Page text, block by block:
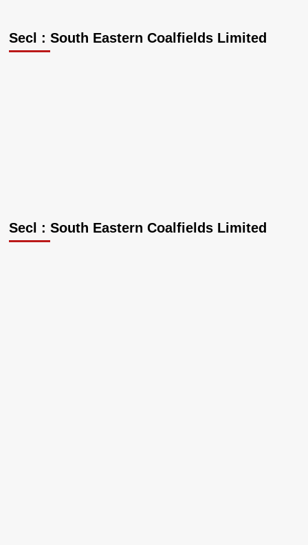
Secl : South Eastern Coalfields Limited
Secl : South Eastern Coalfields Limited